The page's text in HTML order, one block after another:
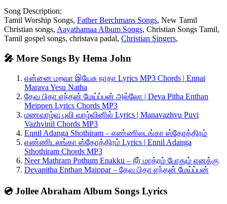
Song Description:
Tamil Worship Songs, Father Berchmans Songs, New Tamil
Christian songs, Aayathamaa Album Songs, Christian Songs Tamil,
Tamil gospel songs, christava padal, Christian Singers,
🎤 More Songs By Hema John
என்னை மறவா இயேசு நாதா Lyrics MP3 Chords | Ennai
Marava Yesu Natha
தேவ பிதா எந்தன் மேய்ப்பன் அல்லோ | Deva Pitha Enthan
Meippen Lyrics Chords MP3
மணவாழ்வு புவி வாழ்வினில் Lyrics | Manavazhvu Puvi
Vazhvinil Chords MP3
Ennil Adanga Shothiram – எண்ணிலடங்கா ஸ்தோத்திரம்
எண்ணிடலங்கா ஸ்தோத்திரம் Lyrics | Ennil Adanga
Sthothiram Chords MP3
Neer Mathram Pothum Enakku – நீர் மாத்ரம் போதும் எனக்கு
Devapitha Enthan Maippar – தேவ பிதா எந்தன் மேய்ப்பன்
💿 Jollee Abraham Album Songs Lyrics